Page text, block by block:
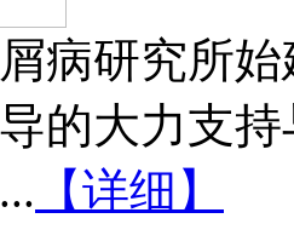
病研究所
的大力支
【详细】